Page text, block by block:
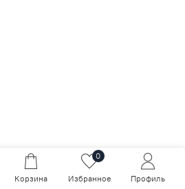
Корзина
0
Избранное Профиль